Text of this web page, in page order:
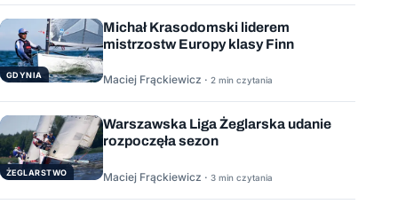
GDYNIA
Michał Krasodomski liderem
mistrzostw Europy klasy Finn
Maciej Frąckiewicz · 2 min czytania
ŻEGLARSTWO
Warszawska Liga Żeglarska udanie
rozpoczęła sezon
Maciej Frąckiewicz · 3 min czytania